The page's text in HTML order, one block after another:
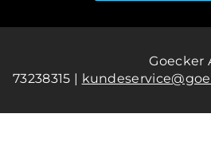
Goecker
73238315 |